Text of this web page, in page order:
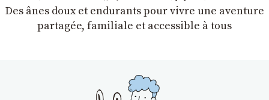
Des ânes doux et endurantspour vivre une aventure
partagée, familiale et accessible à tous